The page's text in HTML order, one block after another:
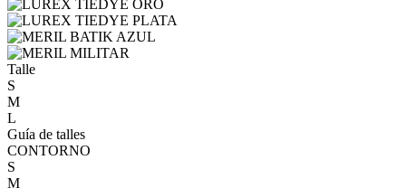
Talle
S
M
L
Guía de talles
CONTORNO
S
M